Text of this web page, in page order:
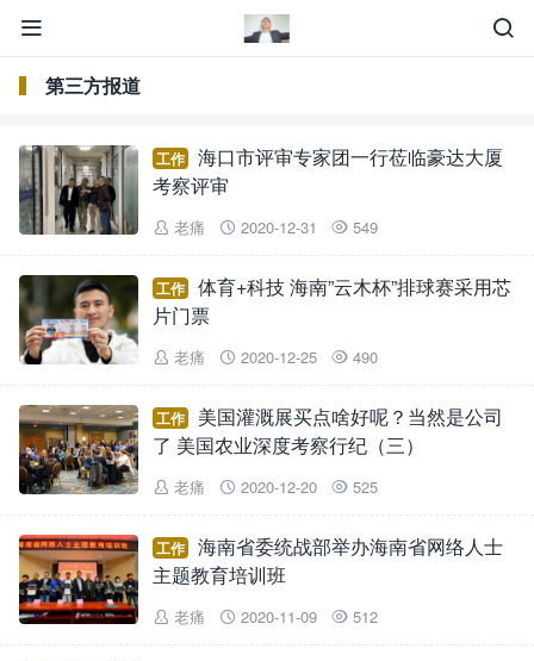


第三方报道
工作
海口市评审专家团一行莅临豪达大厦
考察评审
 老痛  2020-12-31  549
工作
体育+科技 海南”云木杯”排球赛采用芯
片门票
 老痛  2020-12-25  490
工作
美国灌溉展买点啥好呢？当然是公司
了 美国农业深度考察行纪（三）
 老痛  2020-12-20  525
工作
海南省委统战部举办海南省网络人士
主题教育培训班
 老痛  2020-11-09  512